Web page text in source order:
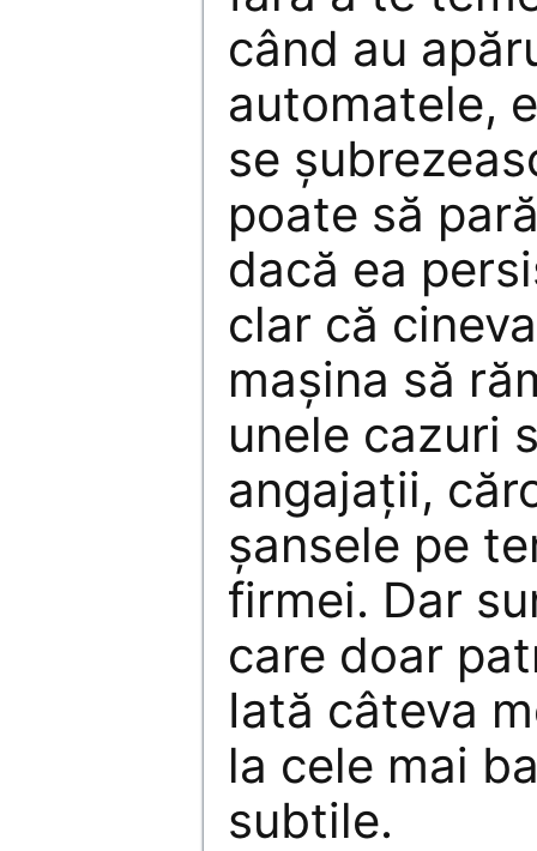
când au
automatele,
se
poate să
dacă ea
clar că
maşina să
unele cazuri
angajaţii,
şansele pe
firmei. Dar
care doar
Iată câteva
la cele mai
subtile.